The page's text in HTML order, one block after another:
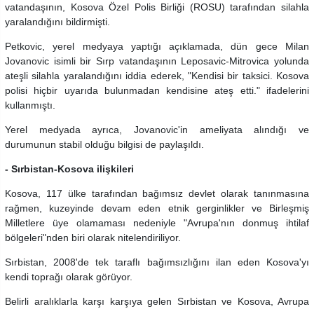
vatandaşının, Kosova Özel Polis Birliği (ROSU) tarafından silahla
yaralandığını bildirmişti.
Petkovic, yerel medyaya yaptığı açıklamada, dün gece Milan
Jovanovic isimli bir Sırp vatandaşının Leposavic-Mitrovica yolunda
ateşli silahla yaralandığını iddia ederek, "Kendisi bir taksici. Kosova
polisi hiçbir uyarıda bulunmadan kendisine ateş etti." ifadelerini
kullanmıştı.
Yerel medyada ayrıca, Jovanovic'in ameliyata alındığı ve
durumunun stabil olduğu bilgisi de paylaşıldı.
- Sırbistan-Kosova ilişkileri
Kosova, 117 ülke tarafından bağımsız devlet olarak tanınmasına
rağmen, kuzeyinde devam eden etnik gerginlikler ve Birleşmiş
Milletlere üye olamaması nedeniyle "Avrupa'nın donmuş ihtilaf
bölgeleri"nden biri olarak nitelendiriliyor.
Sırbistan, 2008'de tek taraflı bağımsızlığını ilan eden Kosova'yı
kendi toprağı olarak görüyor.
Belirli aralıklarla karşı karşıya gelen Sırbistan ve Kosova, Avrupa